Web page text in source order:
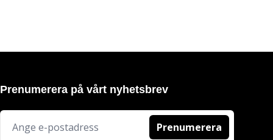
Prenumerera på vårt nyhetsbrev
Prenumerera